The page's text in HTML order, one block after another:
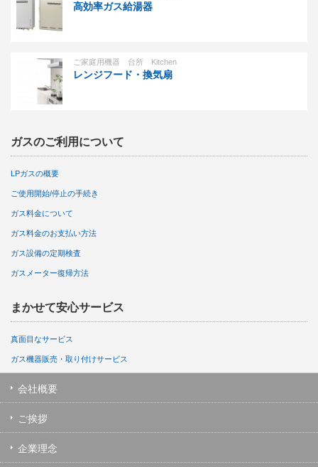
高効率ガス給湯器
ご家庭用機器 台所 Kitchen
レンジフード・換気扇
ガスのご利用について
LPガスの概要
ご使用開始/停止の手続き
ガス料金について
ガス料金のお支払い方法
ガス設備の定期検査
ガスメーター復帰方法
まかせて安心サービス
真面目なサービス
ガス機器販売・取り付けサービス
会社概要
ご挨拶
企業理念